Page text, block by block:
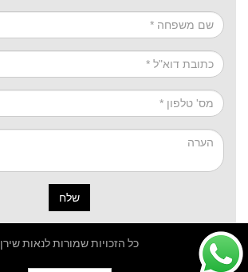
שלח
כל הזכויות שמורות לנאות שירן